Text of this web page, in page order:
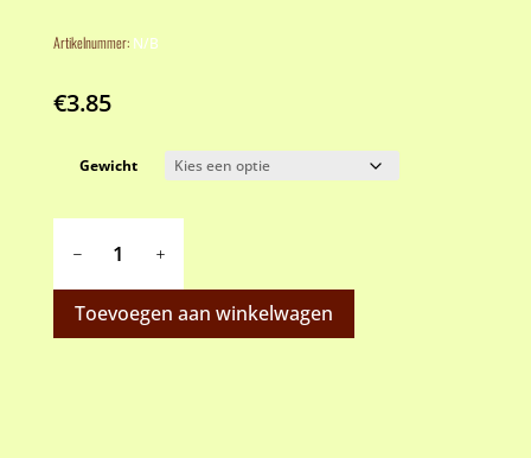
Artikelnummer: N/B
€3.85
Gewicht
kruiden
Toevoegen aan winkelwagen